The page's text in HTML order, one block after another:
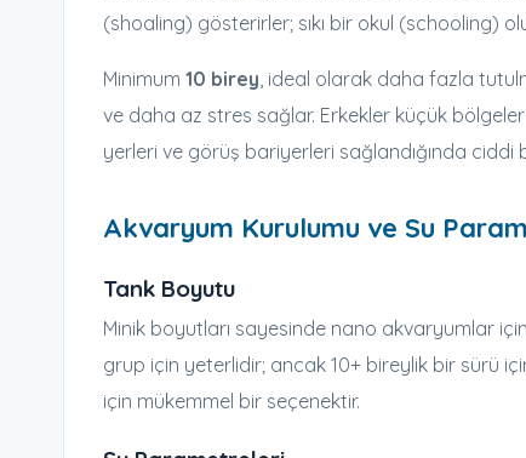
(shoaling) gösterirler; sıkı bir okul (schooling)
Minimum 10 birey , ideal olarak daha fazla
ve daha az stres sağlar. Erkekler küçük
yerleri ve görüş bariyerleri sağlandığında ciddi
Akvaryum Kurulumu ve Su
Tank Boyutu
Minik boyutları sayesinde nano akvaryumlar
grup için yeterlidir; ancak 10+ bireylik bir sürü
için mükemmel bir seçenektir.